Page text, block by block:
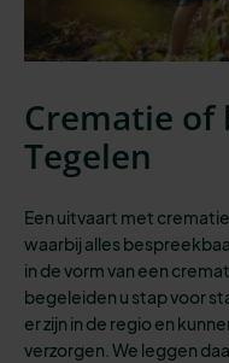
Crematie of
Tegelen
Een uitvaart met
waarbij alles
in de vorm van een
begeleiden u stap voor
er zijn in de regio en
verzorgen. We leggen